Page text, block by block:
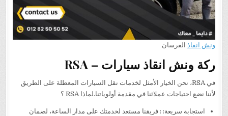
ونش انقاذ الفرسان
ركة ونش انقاذ سيارات – RSA
في RSA، نحن الخيار الأمثل لخدمات نقل السيارات المعطلة على الطريق
لأننا نضع احتياجات عملائنا في مقدمة أولوياتنا.لماذا RSA ؟
استجابة سريعة: : فريقنا مستعد لخدمتك على مدار الساعة، لضمان